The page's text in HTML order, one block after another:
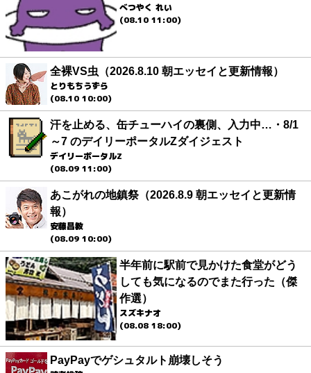
べつやく れい
(08.10 11:00)
全裸VS虫（2026.8.10 朝エッセイと更新情報）
とりもちうずら
(08.10 10:00)
汗を止める、缶チューハイの裏側、入力中…・8/1
～7 のデイリーポータルZダイジェスト
デイリーポータルZ
(08.09 11:00)
あこがれの地鎮祭（2026.8.9 朝エッセイと更新情
報）
安藤昌教
(08.09 10:00)
半年前に駅前で見かけた食堂がどう
しても気になるのでまた行った（傑
作選）
スズキナオ
(08.08 18:00)
PayPayでゲシュタルト崩壊しそう